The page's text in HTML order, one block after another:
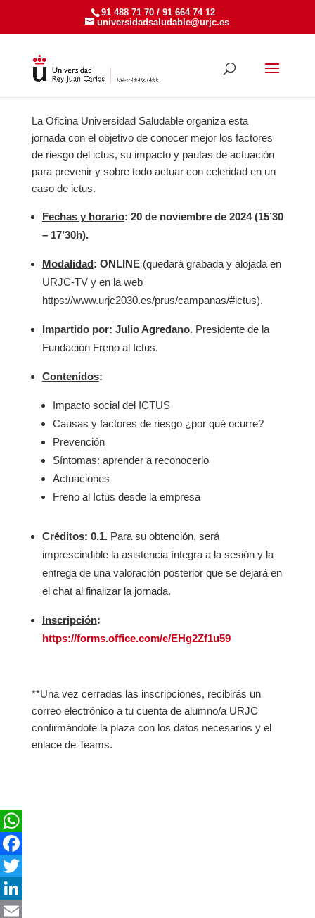
91 488 71 70 / 91 664 74 12
universidadsaludable@urjc.es
La Oficina Universidad Saludable organiza esta
jornada con el objetivo de conocer mejor los factores
de riesgo del ictus, su impacto y pautas de actuación
para prevenir y sobre todo actuar con celeridad en un
caso de ictus.
Fechas y horario: 20 de noviembre de 2024 (15’30
– 17’30h).
Modalidad: ONLINE (quedará grabada y alojada en
URJC-TV y en la web
https://www.urjc2030.es/prus/campanas/#ictus).
Impartido por: Julio Agredano. Presidente de la
Fundación Freno al Ictus.
Contenidos:
Impacto social del ICTUS
Causas y factores de riesgo ¿por qué ocurre?
Prevención
Síntomas: aprender a reconocerlo
Actuaciones
Freno al Ictus desde la empresa
Créditos: 0.1.Para su obtención, será
imprescindible la asistencia íntegra a la sesión y la
entrega de una valoración posterior que se dejará en
el chat al finalizar la jornada.
Inscripción:
https://forms.office.com/e/EHg2Zf1u59
**Una vez cerradas las inscripciones, recibirás un
correo electrónico a tu cuenta de alumno/a URJC
confirmándote la plaza con los datos necesarios y el
enlace de Teams.
WhatsApp
Facebook
Twitter
LinkedIn